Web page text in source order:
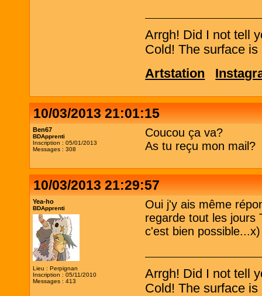
Arrgh! Did I not tell
Cold! The surface
Artstation
10/03/2013 21:01:15
Ben67
BDApprenti
Inscription : 05/01/2013
Messages : 308
Coucou ça va?
As tu reçu mon mail?
10/03/2013 21:29:57
Yea-ho
BDApprenti
Lieu : Perpignan
Inscription : 05/11/2010
Messages : 413
Oui j'y ais même
regarde tout les jours
c'est bien possible...x)
Arrgh! Did I not tell
Cold! The surface